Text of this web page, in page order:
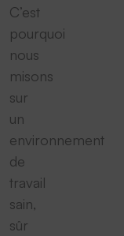
C’est
pourquoi
nous
misons
sur
un
environnement
de
travail
sain,
sûr